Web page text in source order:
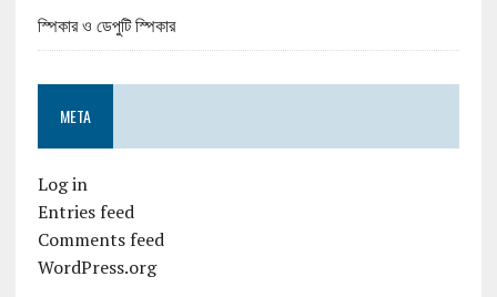
স্পিকার ও ডেপুটি স্পিকার
META
Log in
Entries feed
Comments feed
WordPress.org